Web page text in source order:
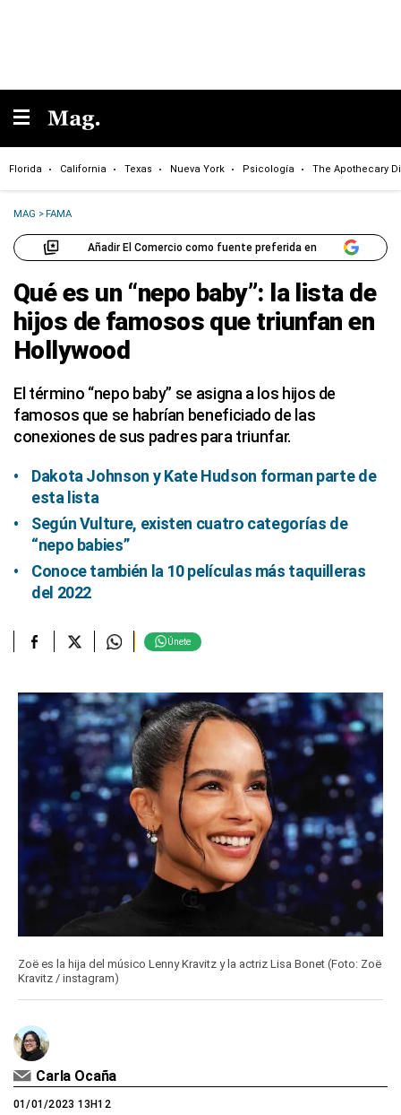
Florida California Texas Nueva York Psicología The Apothecary
MAG >FAMA
Añadir El Comercio como fuente preferida en
Qué es un “nepo baby”: la lista de
hijos de famosos que triunfan en
Hollywood
El término “nepo baby” se asigna a los hijos de
famosos que se habrían beneficiado de las
conexiones de sus padres para triunfar.
Dakota Johnson y Kate Hudson forman parte de
esta lista
Según Vulture, existen cuatro categorías de
“nepo babies”
Conoce también la 10 películas más taquilleras
del 2022
Únete
Zoë es la hija del músico Lenny Kravitz y la actriz Lisa Bonet (Foto: Zoë
Kravitz / instagram)
Carla Ocaña
01/01/2023 13H12